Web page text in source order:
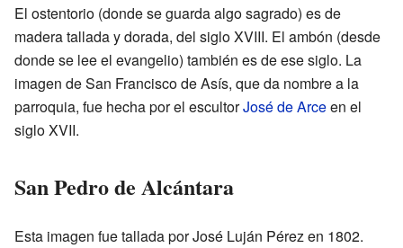
El ostentorio (donde se guarda algo sagrado) es de
madera tallada y dorada, del siglo XVIII. El ambón (desde
donde se lee el evangelio) también es de ese siglo. La
imagen de San Francisco de Asís, que da nombre a la
parroquia, fue hecha por el escultorJosé de Arceen el
siglo XVII.
San Pedro de Alcántara
Esta imagen fue tallada por José Luján Pérez en 1802.